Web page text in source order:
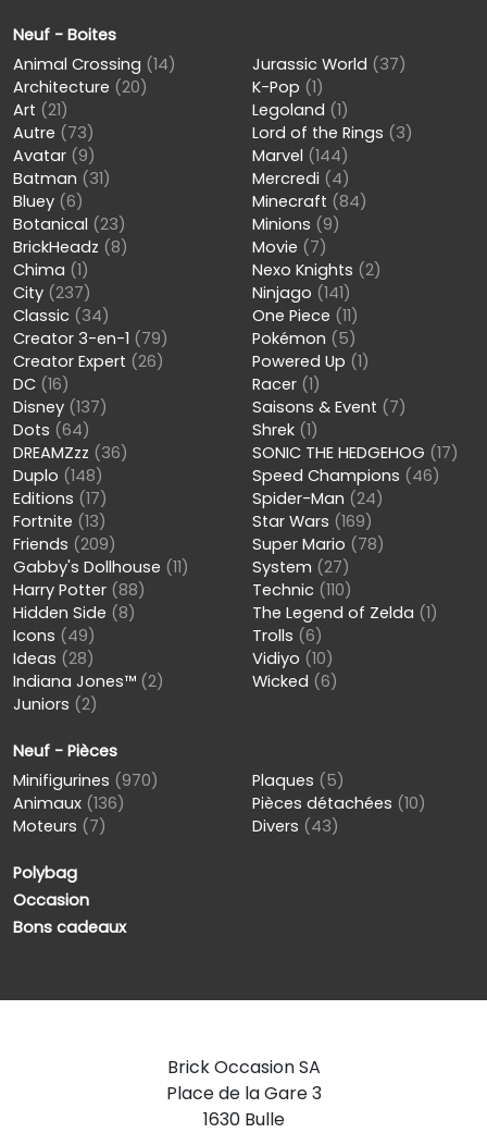
Neuf - Boites
Animal Crossing (14)
Architecture (20)
Art (21)
Autre (73)
Avatar (9)
Batman (31)
Bluey (6)
Botanical (23)
BrickHeadz (8)
Chima (1)
City (237)
Classic (34)
Creator 3-en-1 (79)
Creator Expert (26)
DC (16)
Disney (137)
Dots (64)
DREAMZzz (36)
Duplo (148)
Editions (17)
Fortnite (13)
Friends (209)
Gabby's Dollhouse (11)
Harry Potter (88)
Hidden Side (8)
Icons (49)
Ideas (28)
Indiana Jones™ (2)
Juniors (2)
Jurassic World (37)
K-Pop (1)
Legoland (1)
Lord of the Rings (3)
Marvel (144)
Mercredi (4)
Minecraft (84)
Minions (9)
Movie (7)
Nexo Knights (2)
Ninjago (141)
One Piece (11)
Pokémon (5)
Powered Up (1)
Racer (1)
Saisons & Event (7)
Shrek (1)
SONIC THE HEDGEHOG (17)
Speed Champions (46)
Spider-Man (24)
Star Wars (169)
Super Mario (78)
System (27)
Technic (110)
The Legend of Zelda (1)
Trolls (6)
Vidiyo (10)
Wicked (6)
Neuf - Pièces
Minifigurines (970)
Animaux (136)
Moteurs (7)
Plaques (5)
Pièces détachées (10)
Divers (43)
Polybag
Occasion
Bons cadeaux
Brick Occasion SA
Place de la Gare 3
1630 Bulle